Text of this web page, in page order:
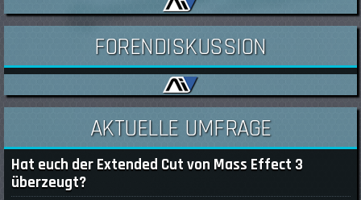
FORENDISKUSSION
AKTUELLE UMFRAGE
Hat euch der Extended Cut von Mass Effect 3
überzeugt?